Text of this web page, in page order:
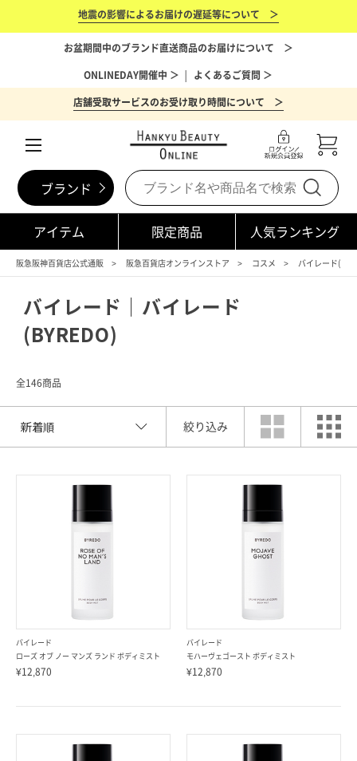
地震の影響によるお届けの遅延等について ＞
お盆期間中のブランド直送商品のお届けについて ＞
ONLINEDAY開催中 ＞ │ よくあるご質問 ＞
店舗受取サービスのお受け取り時間について ＞
ブランド
アイテム 限定商品 人気ランキング
阪急阪神百貨店公式通販 阪急百貨店オンラインストア コスメ バイレード
バイレード｜バイレード
(BYREDO)
全146商品
絞り込み
バイレード
ローズ オブ ノー マンズ ランド ボディミスト
¥12,870
バイレード
モハーヴェゴースト ボディミスト
¥12,870